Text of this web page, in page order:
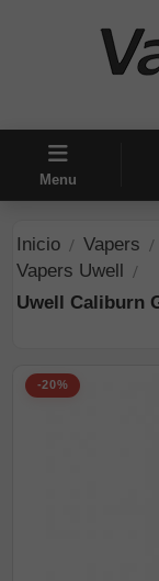
Menu
Inicio Vapers
Vapers Uwell
Uwell Caliburn
-20%